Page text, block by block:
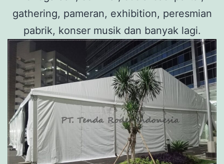
gathering, pameran, exhibition, peresmian
pabrik, konser musik dan banyak lagi.